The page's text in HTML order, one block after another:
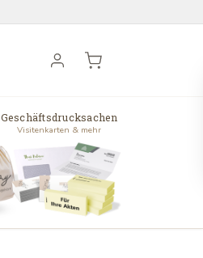
Geschäftsdrucksachen
Visitenkarten & mehr